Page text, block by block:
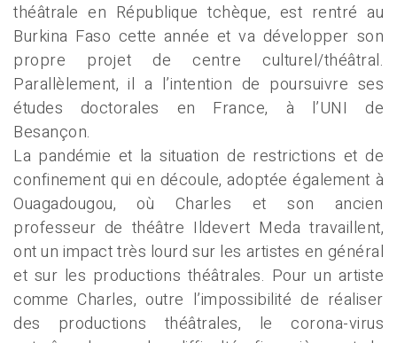
théâtrale en République tchèque, est rentré au
Burkina Faso cette année et va développer son
propre projet de centre culturel/théâtral.
Parallèlement, il a l’intention de poursuivre ses
études doctorales en France, à l’UNI de
Besançon.
La pandémie et la situation de restrictions et de
confinement qui en découle, adoptée également à
Ouagadougou, où Charles et son ancien
professeur de théâtre Ildevert Meda travaillent,
ont un impact très lourd sur les artistes en général
et sur les productions théâtrales. Pour un artiste
comme Charles, outre l’impossibilité de réaliser
des productions théâtrales, le corona-virus